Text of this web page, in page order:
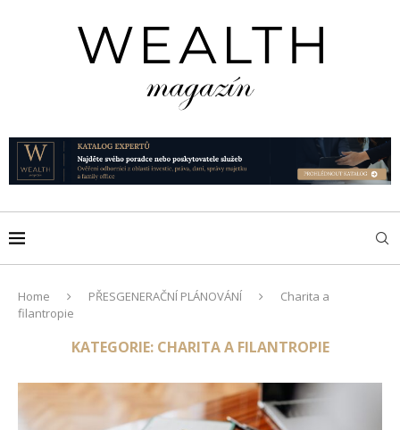
Home PŘESGENERAČNÍ PLÁNOVÁNÍ
Charita a
filantropie
KATEGORIE: CHARITA A FILANTROPIE